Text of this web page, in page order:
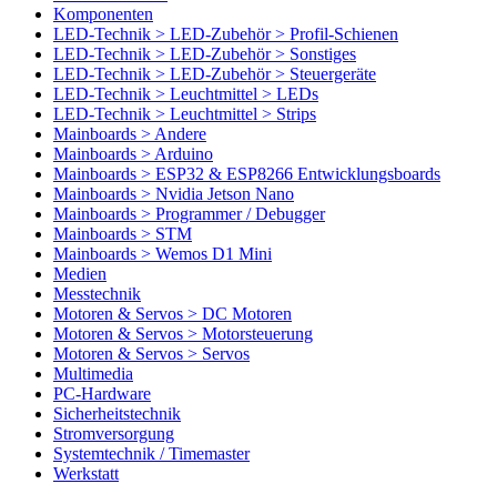
Komponenten
LED-Technik > LED-Zubehör > Profil-Schienen
LED-Technik > LED-Zubehör > Sonstiges
LED-Technik > LED-Zubehör > Steuergeräte
LED-Technik > Leuchtmittel > LEDs
LED-Technik > Leuchtmittel > Strips
Mainboards > Andere
Mainboards > Arduino
Mainboards > ESP32 & ESP8266 Entwicklungsboards
Mainboards > Nvidia Jetson Nano
Mainboards > Programmer / Debugger
Mainboards > STM
Mainboards > Wemos D1 Mini
Medien
Messtechnik
Motoren & Servos > DC Motoren
Motoren & Servos > Motorsteuerung
Motoren & Servos > Servos
Multimedia
PC-Hardware
Sicherheitstechnik
Stromversorgung
Systemtechnik / Timemaster
Werkstatt